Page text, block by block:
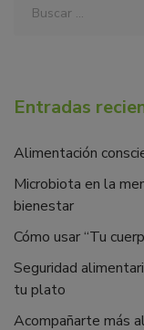
Entradas
Alimentación
Microbiota en la
bienestar
Cómo usar “Tu
Seguridad
tu plato
Acompañarte más